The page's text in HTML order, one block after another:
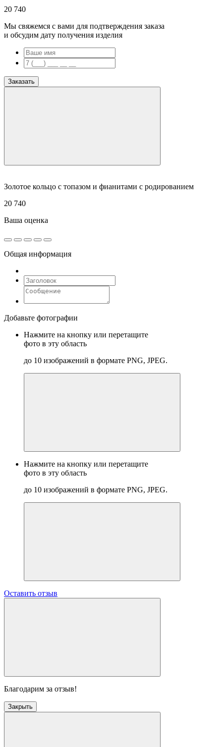
20 740
Мы свяжемся с вами для подтверждения заказа
и обсудим дату получения изделия
Заказать
Золотое кольцо с топазом и фианитами с родированием
20 740
Ваша оценка
Общая информация
Добавьте фотографии
Нажмите на кнопку или перетащите
фото в эту область
до 10 изображений в формате PNG, JPEG.
Нажмите на кнопку или перетащите
фото в эту область
до 10 изображений в формате PNG, JPEG.
Оставить отзыв
Благодарим за отзыв!
Закрыть